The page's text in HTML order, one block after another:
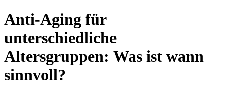
Anti-Aging für
unterschiedliche
Altersgruppen: Was ist wann
sinnvoll?